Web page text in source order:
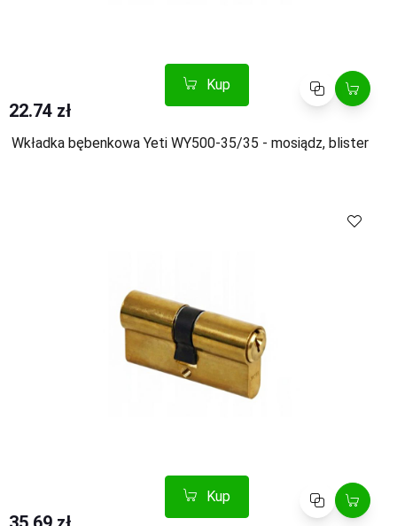
Kup Porównaj
22.74 zł
Wkładka bębenkowa Yeti WY500-35/35 - mosiądz, blister
Kup Porównaj